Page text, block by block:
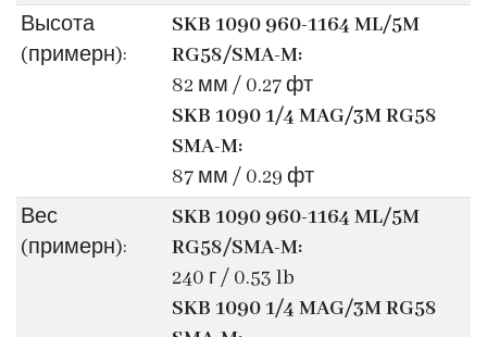
Высота
(примерн):
SKB 1090 960-1164 ML/5M
RG58/SMA-M:
82 мм / 0.27 фт
SKB 1090 1/4 MAG/3M RG58
SMA-M:
87 мм / 0.29 фт
Вес
(примерн):
SKB 1090 960-1164 ML/5M
RG58/SMA-M:
240 г / 0.53 lb
SKB 1090 1/4 MAG/3M RG58